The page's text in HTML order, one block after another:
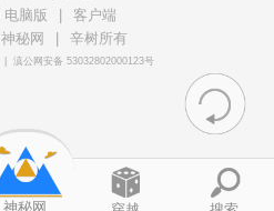
电脑版
客户端
神秘网 辛树所有
滇公网安备 53032802000123号
神秘网